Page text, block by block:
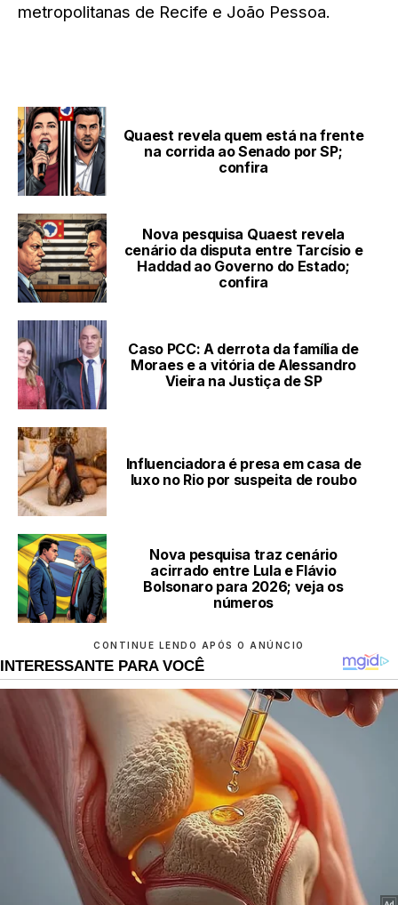
metropolitanas de Recife e João Pessoa.
Quaest revela quem está na frente
na corrida ao Senado por SP;
confira
Nova pesquisa Quaest revela
cenário da disputa entre Tarcísio e
Haddad ao Governo do Estado;
confira
Caso PCC: A derrota da família de
Moraes e a vitória de Alessandro
Vieira na Justiça de SP
Influenciadora é presa em casa de
luxo no Rio por suspeita de roubo
Nova pesquisa traz cenário
acirrado entre Lula e Flávio
Bolsonaro para 2026; veja os
números
CONTINUE LENDO APÓS O ANÚNCIO
INTERESSANTE PARA VOCÊ